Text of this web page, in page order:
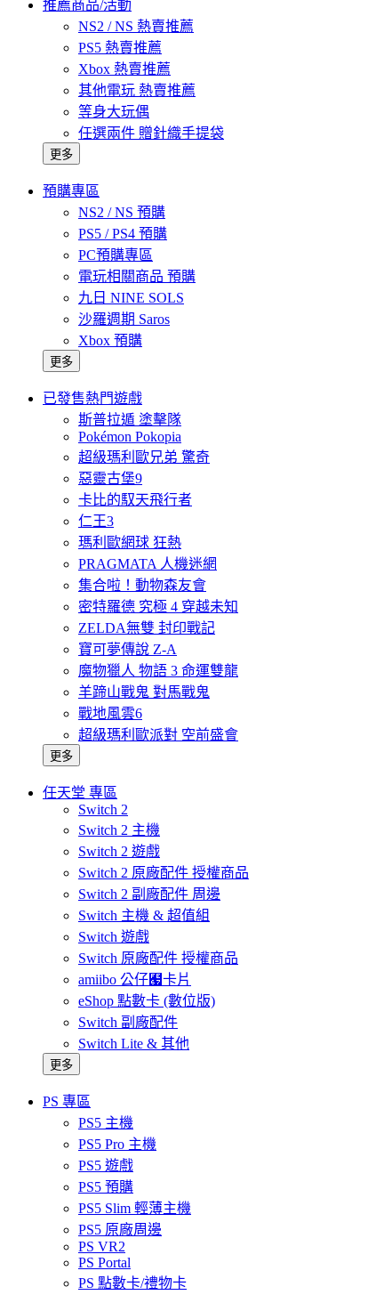
推薦商品/活動
NS2 / NS 熱賣推薦
PS5 熱賣推薦
Xbox 熱賣推薦
其他電玩 熱賣推薦
等身大玩偶
任選兩件 贈針織手提袋
更多
預購專區
NS2 / NS 預購
PS5 / PS4 預購
PC預購專區
電玩相關商品 預購
九日 NINE SOLS
沙羅週期 Saros
Xbox 預購
更多
已發售熱門遊戲
斯普拉遁 塗擊隊
Pokémon Pokopia
超級瑪利歐兄弟 驚奇
惡靈古堡9
卡比的馭天飛行者
仁王3
瑪利歐網球 狂熱
PRAGMATA 人機迷網
集合啦！動物森友會
密特羅德 究極 4 穿越未知
ZELDA無雙 封印戰記
寶可夢傳說 Z-A
魔物獵人 物語 3 命運雙龍
羊蹄山戰鬼 對馬戰鬼
戰地風雲6
超級瑪利歐派對 空前盛會
更多
任天堂 專區
Switch 2
Switch 2 主機
Switch 2 遊戲
Switch 2 原廠配件 授權商品
Switch 2 副廠配件 周邊
Switch 主機 & 超值組
Switch 遊戲
Switch 原廠配件 授權商品
amiibo 公仔﹧卡片
eShop 點數卡 (數位版)
Switch 副廠配件
Switch Lite & 其他
更多
PS 專區
PS5 主機
PS5 Pro 主機
PS5 遊戲
PS5 預購
PS5 Slim 輕薄主機
PS5 原廠周邊
PS VR2
PS Portal
PS 點數卡/禮物卡